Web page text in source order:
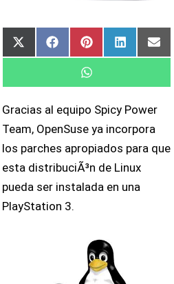
Compartir
en
X
(Twitter)
Compartir
en
FacebookCompartir
en
PinterestCompartir
en
LinkedIn
en
Compartir
en
WhatsApp
Gracias al equipo Spicy Power
Team, OpenSuse ya incorpora
los parches apropiados para que
esta distribuciÃ³n de Linux
pueda ser instalada en una
PlayStation 3.